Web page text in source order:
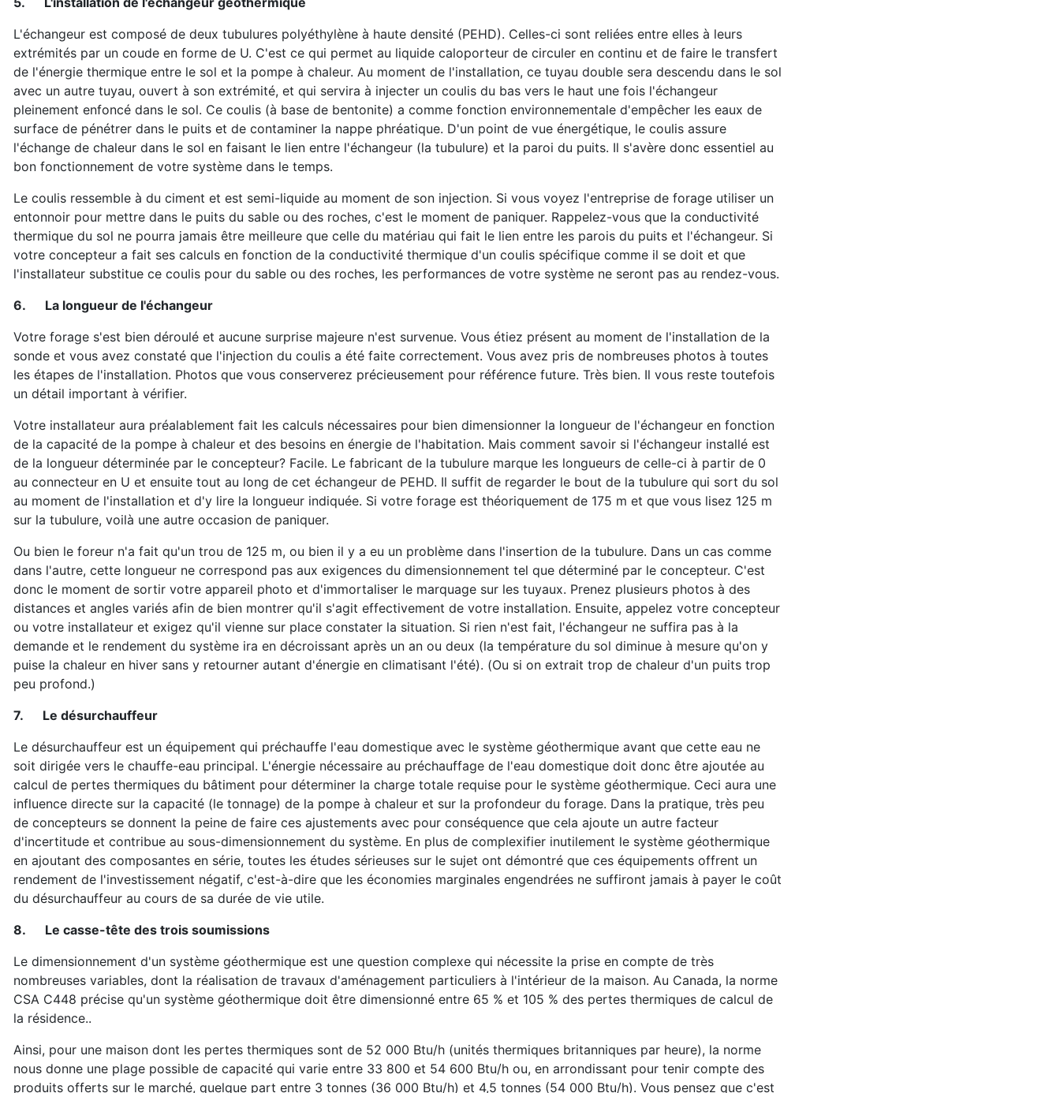
L'échangeur est composé de deux tubulures polyéthylène à haute densité (PEHD). Celles-ci sont reliées entre elles à leurs
extrémités par un coude en forme de U. C'est ce qui permet au liquide caloporteur de circuler en continu et de faire le transfert
de l'énergie thermique entre le sol et la pompe à chaleur. Au moment de l'installation, ce tuyau double sera descendu dans le sol
avec un autre tuyau, ouvert à son extrémité, et qui servira à injecter un coulis du bas vers le haut une fois l'échangeur
pleinement enfoncé dans le sol. Ce coulis (à base de bentonite) a comme fonction environnementale d'empêcher les eaux de
surface de pénétrer dans le puits et de contaminer la nappe phréatique. D'un point de vue énergétique, le coulis assure
l'échange de chaleur dans le sol en faisant le lien entre l'échangeur (la tubulure) et la paroi du puits. Il s'avère donc essentiel au
bon fonctionnement de votre système dans le temps.
Le coulis ressemble à du ciment et est semi-liquide au moment de son injection. Si vous voyez l'entreprise de forage utiliser un
entonnoir pour mettre dans le puits du sable ou des roches, c'est le moment de paniquer. Rappelez-vous que la conductivité
thermique du sol ne pourra jamais être meilleure que celle du matériau qui fait le lien entre les parois du puits et l'échangeur. Si
votre concepteur a fait ses calculs en fonction de la conductivité thermique d'un coulis spécifique comme il se doit et que
l'installateur substitue ce coulis pour du sable ou des roches, les performances de votre système ne seront pas au rendez-vous.
6. La longueur de l'échangeur
Votre forage s'est bien déroulé et aucune surprise majeure n'est survenue. Vous étiez présent au moment de l'installation de la
sonde et vous avez constaté que l'injection du coulis a été faite correctement. Vous avez pris de nombreuses photos à toutes
les étapes de l'installation. Photos que vous conserverez précieusement pour référence future. Très bien. Il vous reste toutefois
un détail important à vérifier.
Votre installateur aura préalablement fait les calculs nécessaires pour bien dimensionner la longueur de l'échangeur en fonction
de la capacité de la pompe à chaleur et des besoins en énergie de l'habitation. Mais comment savoir si l'échangeur installé est
de la longueur déterminée par le concepteur? Facile. Le fabricant de la tubulure marque les longueurs de celle-ci à partir de 0
au connecteur en U et ensuite tout au long de cet échangeur de PEHD. Il suffit de regarder le bout de la tubulure qui sort du sol
au moment de l'installation et d'y lire la longueur indiquée. Si votre forage est théoriquement de 175 m et que vous lisez 125 m
sur la tubulure, voilà une autre occasion de paniquer.
Ou bien le foreur n'a fait qu'un trou de 125 m, ou bien il y a eu un problème dans l'insertion de la tubulure. Dans un cas comme
dans l'autre, cette longueur ne correspond pas aux exigences du dimensionnement tel que déterminé par le concepteur. C'est
donc le moment de sortir votre appareil photo et d'immortaliser le marquage sur les tuyaux. Prenez plusieurs photos à des
distances et angles variés afin de bien montrer qu'il s'agit effectivement de votre installation. Ensuite, appelez votre concepteur
ou votre installateur et exigez qu'il vienne sur place constater la situation. Si rien n'est fait, l'échangeur ne suffira pas à la
demande et le rendement du système ira en décroissant après un an ou deux (la température du sol diminue à mesure qu'on y
puise la chaleur en hiver sans y retourner autant d'énergie en climatisant l'été). (Ou si on extrait trop de chaleur d'un puits trop
peu profond.)
7. Le désurchauffeur
Le désurchauffeur est un équipement qui préchauffe l'eau domestique avec le système géothermique avant que cette eau ne
soit dirigée vers le chauffe-eau principal. L'énergie nécessaire au préchauffage de l'eau domestique doit donc être ajoutée au
calcul de pertes thermiques du bâtiment pour déterminer la charge totale requise pour le système géothermique. Ceci aura une
influence directe sur la capacité (le tonnage) de la pompe à chaleur et sur la profondeur du forage. Dans la pratique, très peu
de concepteurs se donnent la peine de faire ces ajustements avec pour conséquence que cela ajoute un autre facteur
d'incertitude et contribue au sous-dimensionnement du système. En plus de complexifier inutilement le système géothermique
en ajoutant des composantes en série, toutes les études sérieuses sur le sujet ont démontré que ces équipements offrent un
rendement de l'investissement négatif, c'est-à-dire que les économies marginales engendrées ne suffiront jamais à payer le coût
du désurchauffeur au cours de sa durée de vie utile.
8. Le casse-tête des trois soumissions
Le dimensionnement d'un système géothermique est une question complexe qui nécessite la prise en compte de très
nombreuses variables, dont la réalisation de travaux d'aménagement particuliers à l'intérieur de la maison. Au Canada, la norme
CSA C448 précise qu'un système géothermique doit être dimensionné entre 65 % et 105 % des pertes thermiques de calcul de
la résidence..
Ainsi, pour une maison dont les pertes thermiques sont de 52 000 Btu/h (unités thermiques britanniques par heure), la norme
nous donne une plage possible de capacité qui varie entre 33 800 et 54 600 Btu/h ou, en arrondissant pour tenir compte des
produits offerts sur le marché, quelque part entre 3 tonnes (36 000 Btu/h) et 4,5 tonnes (54 000 Btu/h). Vous pensez que c'est